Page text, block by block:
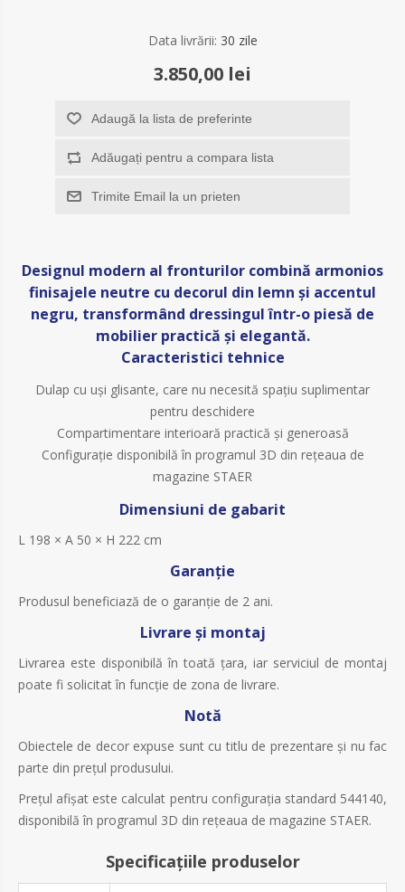
Data livrării: 30 zile
3.850,00 lei
Adaugă la lista de preferinte
Adăugați pentru a compara lista
Trimite Email la un prieten
Designul modern al fronturilor combină armonios
finisajele neutre cu decorul din lemn și accentul
negru, transformând dressingul într-o piesă de
mobilier practică și elegantă.
Caracteristici tehnice
Dulap cu uși glisante, care nu necesită spațiu suplimentar
pentru deschidere
Compartimentare interioară practică și generoasă
Configurație disponibilă în programul 3D din rețeaua de
magazine STAER
Dimensiuni de gabarit
L 198 × A 50 × H 222 cm
Garanție
Produsul beneficiază de o garanție de 2 ani.
Livrare și montaj
Livrarea este disponibilă în toată țara, iar serviciul de montaj
poate fi solicitat în funcție de zona de livrare.
Notă
Obiectele de decor expuse sunt cu titlu de prezentare și nu fac
parte din prețul produsului.
Prețul afișat este calculat pentru configurația standard 544140,
disponibilă în programul 3D din rețeaua de magazine STAER.
Specificațiile produselor